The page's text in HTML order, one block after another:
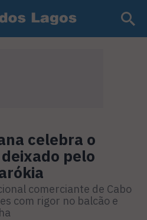
celebra o
pelo
comerciante de Cabo
com rigor no balcão e